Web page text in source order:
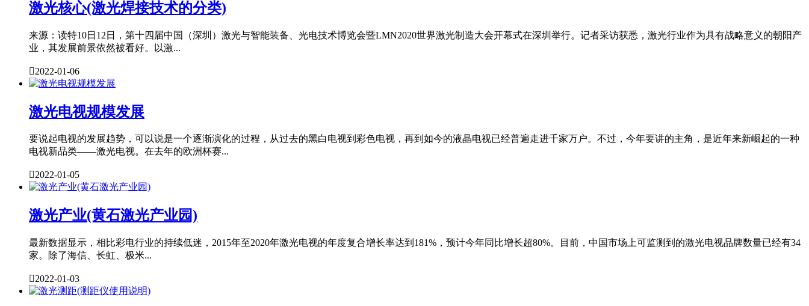
激光核心(激光焊接技术的分类)
来源：读特10日12日，第十四届中国（深圳）激光与智能装备、光电技术博览会暨LMN2020世界激光制造大会开幕式在深圳举行。记者采访获悉，激光行业作为具有战略意义的朝阳产
业，其发展前景依然被看好。以激...
2022-01-06
激光电视规模发展
要说起电视的发展趋势，可以说是一个逐渐演化的过程，从过去的黑白电视到彩色电视，再到如今的液晶电视已经普遍走进千家万户。不过，今年要讲的主角，是近年来新崛起的一种
电视新品类——激光电视。在去年的欧洲杯赛...
2022-01-05
激光产业(黄石激光产业园)
最新数据显示，相比彩电行业的持续低迷，2015年至2020年激光电视的年度复合增长率达到181%，预计今年同比增长超80%。目前，中国市场上可监测到的激光电视品牌数量已经有34
家。除了海信、长虹、极米...
2022-01-03